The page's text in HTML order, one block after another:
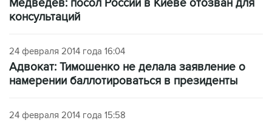
Медведев: посол России в Киеве отозван для
консультаций
24 февраля 2014 года 16:04
Адвокат: Тимошенко не делала заявление о
намерении баллотироваться в президенты
24 февраля 2014 года 15:58